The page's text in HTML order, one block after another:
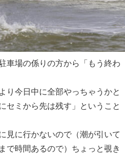
車場の係りの方から「もう終わ
り今日中に全部やっちゃうかと
セミから先は残す」ということ
見に行かないので（潮が引いて
で時間あるので）ちょっと覗き